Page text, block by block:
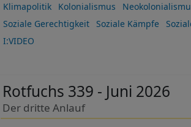
Klimapolitik
Kolonialismus
Soziale Gerechtigkeit
Soziale Kämpfe
I:VIDEO
Rotfuchs 339 - Juni 2026
Der dritte Anlauf